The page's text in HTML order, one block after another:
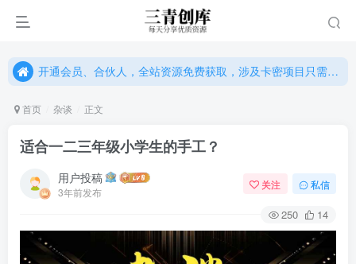
开通会员、合伙人，全站资源免费获取，涉及卡密项目只需单独购卡密（位置：网站右下悬浮按钮）
开通会员、合伙人，全站资源免费获取，涉及卡密项目只需单独购卡密（位置：网站右下悬浮按钮）
首页 杂谈 正文
适合一二三年级小学生的手工？
用户投稿
3年前发布
关注 私信
250 14